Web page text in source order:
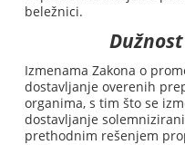
beležnici.
Izmenama Zakona o
dostavljanje overenih
organima, s tim što se
dostavljanje
prethodnim rešenjem